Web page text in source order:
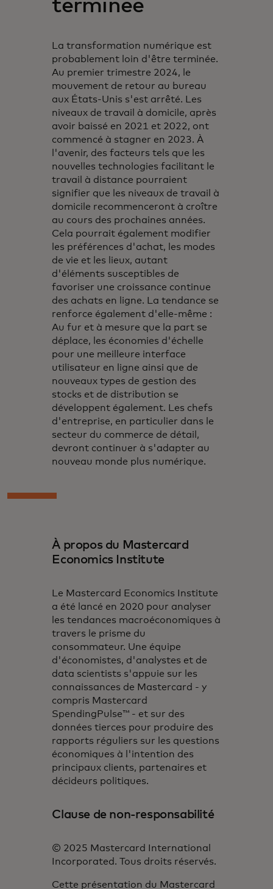
terminée
La transformation numérique est
probablement loin d'être terminée.
Au premier trimestre 2024, le
mouvement de retour au bureau
aux États-Unis s'est arrêté. Les
niveaux de travail à domicile, après
avoir baissé en 2021 et 2022, ont
commencé à stagner en 2023. À
l'avenir, des facteurs tels que les
nouvelles technologies facilitant le
travail à distance pourraient
signifier que les niveaux de travail à
domicile recommenceront à croître
au cours des prochaines années.
Cela pourrait également modifier
les préférences d'achat, les modes
de vie et les lieux, autant
d'éléments susceptibles de
favoriser une croissance continue
des achats en ligne. La tendance se
renforce également d'elle-même :
Au fur et à mesure que la part se
déplace, les économies d'échelle
pour une meilleure interface
utilisateur en ligne ainsi que de
nouveaux types de gestion des
stocks et de distribution se
développent également. Les chefs
d'entreprise, en particulier dans le
secteur du commerce de détail,
devront continuer à s'adapter au
nouveau monde plus numérique.
À propos du Mastercard
Economics Institute
Le Mastercard Economics Institute
a été lancé en 2020 pour analyser
les tendances macroéconomiques à
travers le prisme du
consommateur. Une équipe
d'économistes, d'analystes et de
data scientists s'appuie sur les
connaissances de Mastercard - y
compris Mastercard
SpendingPulse™ - et sur des
données tierces pour produire des
rapports réguliers sur les questions
économiques à l'intention des
principaux clients, partenaires et
décideurs politiques.
Clause de non-responsabilité
© 2025 Mastercard International
Incorporated. Tous droits réservés.
Cette présentation du Mastercard